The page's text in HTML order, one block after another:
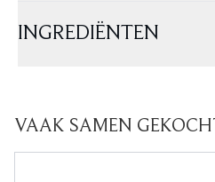
INGREDIËNTEN
VAAK SAMEN